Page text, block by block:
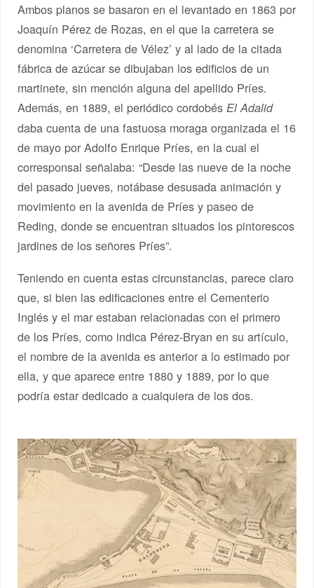
Ambos planos se basaron en el levantado en 1863 por
Joaquín Pérez de Rozas, en el que la carretera se
denomina ‘Carretera de Vélez’ y al lado de la citada
fábrica de azúcar se dibujaban los edificios de un
martinete, sin mención alguna del apellido Príes.
Además, en 1889, el periódico cordobésEl Adalid
daba cuenta de una fastuosa moraga organizada el 16
de mayo por Adolfo Enrique Príes, en la cual el
corresponsal señalaba: “Desde las nueve de la noche
del pasado jueves, notábase desusada animación y
movimiento en la avenida de Príes y paseo de
Reding, donde se encuentran situados los pintorescos
jardines de los señores Príes”.
Teniendo en cuenta estas circunstancias, parece claro
que, si bien las edificaciones entre el Cementerio
Inglés y el mar estaban relacionadas con el primero
de los Príes, como indica Pérez-Bryan en su artículo,
el nombre de la avenida es anterior a lo estimado por
ella, y que aparece entre 1880 y 1889, por lo que
podría estar dedicado a cualquiera de los dos.